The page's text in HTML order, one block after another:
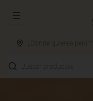
Abrir menu de navegación
¿Dónde quieres pedir?
Buscar productos